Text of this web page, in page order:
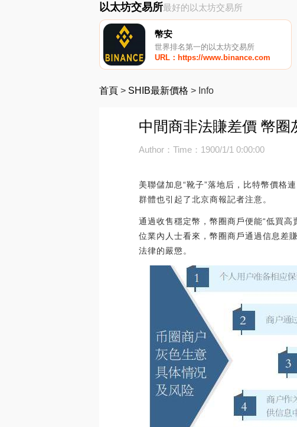
以太坊交易所最好的以太坊交易所
幣安
世界排名第一的以太坊交易所
URL：https://www.binance.com
首頁 > SHIB最新價格 > Info
中間商非法賺差價 幣圈
Author：Time：1900/1/1 0:00:00
美聯儲加息“靴子”落地后，比特幣價格
群體也引起了北京商報記者注意。
通過收售穩定幣，幣圈商戶便能“低買
位業內人士看來，幣圈商戶通過信息差
法律的嚴懲。